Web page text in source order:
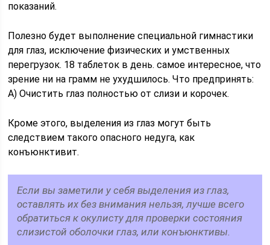
показаний.
Полезно будет выполнение специальной гимнастики
для глаз, исключение физических и умственных
перегрузок. 18 таблеток в день. самое интересное, что
зрение ни на грамм не ухудшилось. Что предпринять:
А) Очистить глаз полностью от слизи и корочек.
Кроме этого, выделения из глаз могут быть
следствием такого опасного недуга, как
конъюнктивит.
Если вы заметили у себя выделения из глаз,
оставлять их без внимания нельзя, лучше всего
обратиться к окулисту для проверки состояния
слизистой оболочки глаз, или конъюнктивы.